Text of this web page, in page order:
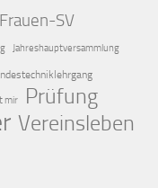
Frauen-SV
Jahreshauptversammlung
mir Prüfung
Vereinsleben